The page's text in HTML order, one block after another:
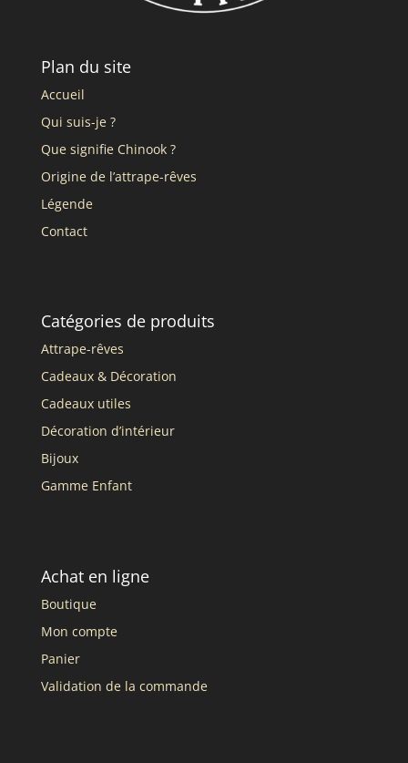
Plan du site
Accueil
Qui suis-je ?
Que signifie Chinook ?
Origine de l’attrape-rêves
Légende
Contact
Catégories de produits
Attrape-rêves
Cadeaux & Décoration
Cadeaux utiles
Décoration d’intérieur
Bijoux
Gamme Enfant
Achat en ligne
Boutique
Mon compte
Panier
Validation de la commande